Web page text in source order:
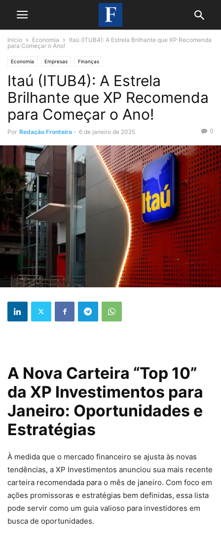
Início Economia
Itaú (ITUB4): A Estrela Brilhante que XP Recomenda
para Começar o Ano!
Economia Empresas Finanças
Itaú (ITUB4): A Estrela
Brilhante que XP Recomenda
para Começar o Ano!
Por Redação Fronteira - 6 de janeiro de 2025 0
A Nova Carteira “Top 10”
da XP Investimentos para
Janeiro: Oportunidades e
Estratégias
À medida que o mercado financeiro se ajusta às novas
tendências, a XP Investimentos anunciou sua mais recente
carteira recomendada para o mês de janeiro. Com foco em
ações promissoras e estratégias bem definidas, essa lista
pode servir como um guia valioso para investidores em
busca de oportunidades.